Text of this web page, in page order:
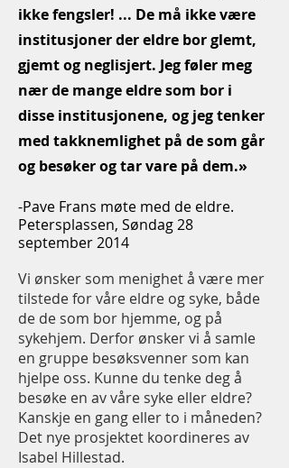
ikke fengsler! ... De må ikke være
institusjoner der eldre bor glemt,
gjemt og neglisjert. Jeg føler meg
nær de mange eldre som bor i
disse institusjonene, og jeg tenker
med takknemlighet på de som går
og besøker og tar vare på dem.»
-Pave Frans møte med de eldre.
Petersplassen, Søndag 28
september 2014
Vi ønsker som menighet å være mer
tilstede for våre eldre og syke, både
de de som bor hjemme, og på
sykehjem. Derfor ønsker vi å samle
en gruppe besøksvenner som kan
hjelpe oss. Kunne du tenke deg å
besøke en av våre syke eller eldre?
Kanskje en gang eller to i måneden?
Det nye prosjektet koordineres av
Isabel Hillestad.